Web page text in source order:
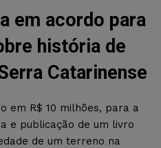
em acordo para
história de
Catarinense
em R$ 10 milhões, para a
e publicação de um livro
de um terreno na